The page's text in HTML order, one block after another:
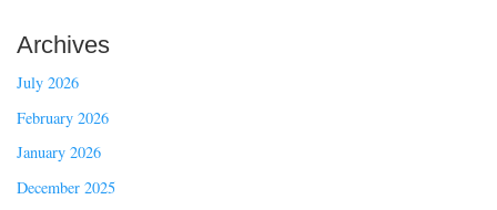
Archives
July 2026
February 2026
January 2026
December 2025